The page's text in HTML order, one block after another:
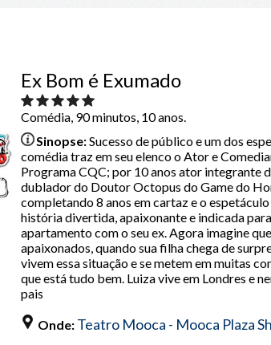
Ex Bom é Exumado
Comédia, 90 minutos, 10 anos.
Sinopse:Sucesso de público e um dos
comédia traz em seu elenco o Ator e
Programa CQC; por 10 anos ator integrante
dublador do Doutor Octopus do Game do
completando 8 anos em cartaz e o
história divertida, apaixonante e indicada
apartamento com o seu ex. Agora imagine
apaixonados, quando sua filha chega de
vivem essa situação e se metem em muitas
que está tudo bem. Luiza vive em Londres e
pais
Onde: Teatro Mooca - Mooca Plaza